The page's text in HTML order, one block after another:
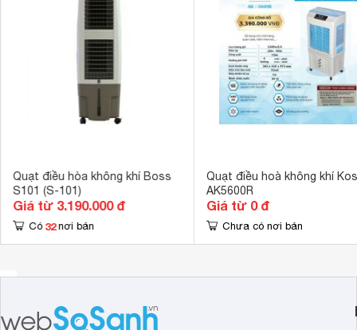
Bảng điều khiển Điện tử,
Hẹn giờ bật
Có thang đo
Có van xả
Đảo chiều
Có bánh xe
Quạt điều hòa không khí Boss
S101 (S-101)
Giá từ 3.190.000 đ
Có 32 nơi bán
Quạt điều hoà không khí
AK5600R
Giá từ 0 đ
Chưa có nơi bán